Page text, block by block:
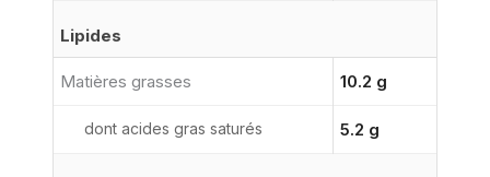
Lipides
Matières grasses 10.2 g
dont acides gras saturés 5.2 g